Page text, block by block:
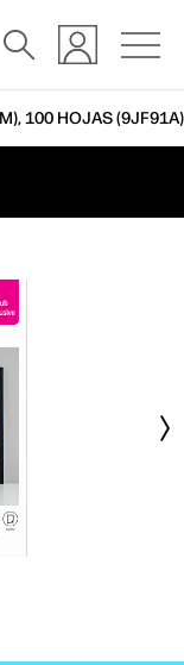
100 HOJAS (9JF91A)